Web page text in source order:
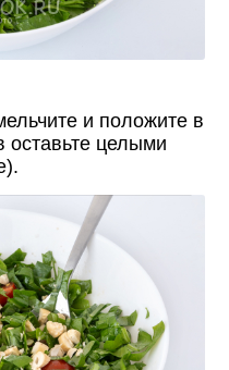
и положите в
оставьте целыми